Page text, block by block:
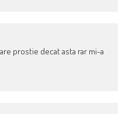
prostie decat asta rar mi-a